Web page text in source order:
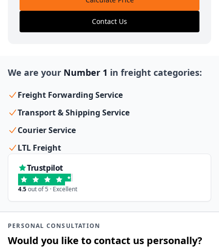
Contact Us
We are your Number 1 in freight categories:
Freight Forwarding Service
Transport & Shipping Service
Courier Service
LTL Freight
Trustpilot
4.5out of 5 · Excellent
PERSONAL CONSULTATION
Would you like to contact us personally?